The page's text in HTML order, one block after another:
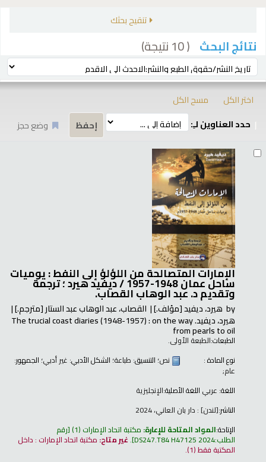
تنقيح بحثك
نتائج البحث ( 10 نتيجة)
ترتيب بواسطة:
اختر الكل
مسح الكل
حدد العناوين لـِ:
وضع حجز
الإمارات المتصالحة من اللؤلؤ إلى النفط : يوميات
ساحل عمان 1948-1957 / ديفيد هيرد ؛ ترجمة
وتقديم د. عبد الوهاب القصاب.
by هيرد، ديفيد[مؤلف.] القصاب، عبد الوهاب عبد الستار[مترجم.]
هيرد، ديفيد . The trucial coast diaries (1948-1957) : on the way
from pearls to oil
الطبعات:الطبعة الأولى.
نوع المادة :
نص؛ التنسيق: طباعة؛ الشكل الأدبي: غير أدبي؛ الجمهور:
عام;
اللغة: عربي اللغة الأصلية:الإنجليزية
الناشر:[لندن] : دار بان العاني، 2024
الإتاحة:المواد المتاحة للإعارة: مكتبة اتحاد الإمارات (1) رقم
الطلب:DS247.T84 H47125 2024
.غير متاح: مكتبة اتحاد الإمارات : داخل
المكتبة فقط(1).